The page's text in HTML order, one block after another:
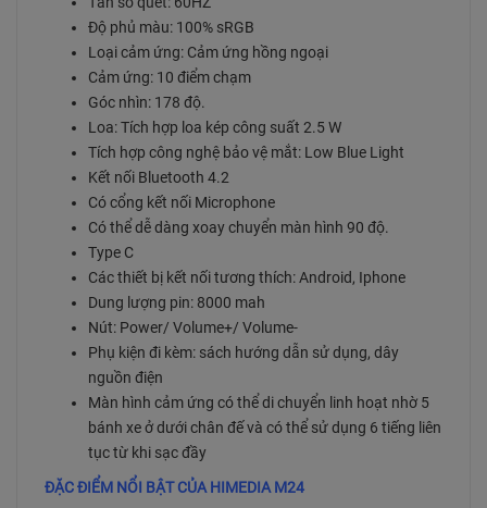
Độ phủ màu: 100% sRGB
Loại cảm ứng: Cảm ứng hồng ngoại
Cảm ứng: 10 điểm chạm
Góc nhìn: 178 độ.
Loa: Tích hợp loa kép công suất 2.5 W
Tích hợp công nghệ bảo vệ mắt: Low Blue Light
Kết nối Bluetooth 4.2
Có cổng kết nối Microphone
Có thể dễ dàng xoay chuyển màn hình 90 độ.
Type C
Các thiết bị kết nối tương thích: Android, Iphone
Dung lượng pin: 8000 mah
Nút: Power/ Volume+/ Volume-
Phụ kiện đi kèm: sách hướng dẫn sử dụng, dây
nguồn điện
Màn hình cảm ứng có thể di chuyển linh hoạt nhờ 5
bánh xe ở dưới chân đế và có thể sử dụng 6 tiếng liên
tục từ khi sạc đầy
ĐẶC ĐIỂM NỔI BẬT CỦA HIMEDIA M24